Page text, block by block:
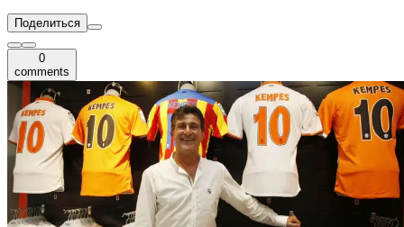
Поделиться
0
comments